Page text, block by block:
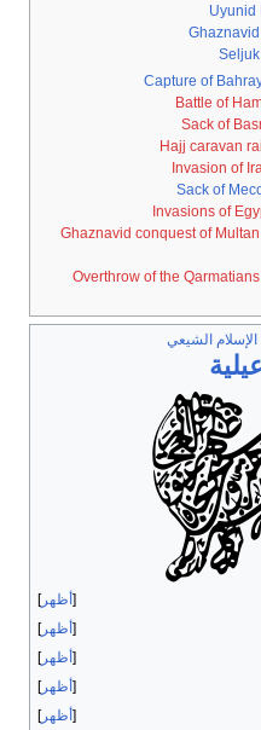
Capture of
Battle of
Sack of
Hajj caravan
Invasion of
Sack of
Invasions of
Ghaznavid conquest of
Overthrow of the
الشيعي
أظهر
أظهر
أظهر
أظهر
أظهر